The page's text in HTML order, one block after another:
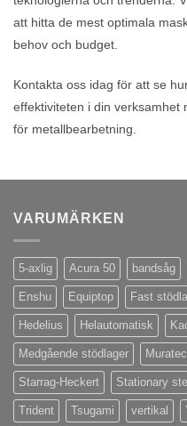
att hitta de mest optimala
behov och budget.
Kontakta oss idag för att se
effektiviteten i din verksamhet
för metallbearbetning.
VARUMÄRKEN
5-axlig Acura 50 bandsåg
Enshu Equiptop Fast
Hedelius Helautomatisk
Medgående stödlager Muratec
Starrag-Heckert Stationary
Trident Tsugami vertikal